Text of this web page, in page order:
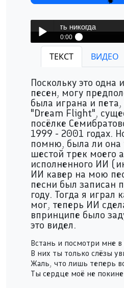
pause
- Не забыть никогда
0:00
Леонид Голышкин - Не
ТЕКСТ ВИДЕО
Поскольку это одна
песен, могу
была играна и
"Dream Flight",
посёлке
1999 - 2001 годах.
помню, была ли она
шестой трек моего
исполненного ИИ
ИИ кавер на мою
песни был записан
году. Тогда я играл
мог, теперь ИИ
впринципе было
это видел.
Встань и посмотри мне в
В них ты только слёзы
Жаль, что лишь теперь
Ты сердце моё не